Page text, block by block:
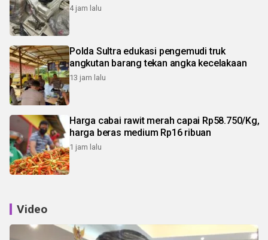
4 jam lalu
Polda Sultra edukasi pengemudi truk
angkutan barang tekan angka kecelakaan
13 jam lalu
Harga cabai rawit merah capai Rp58.750/Kg,
harga beras medium Rp16 ribuan
1 jam lalu
Video